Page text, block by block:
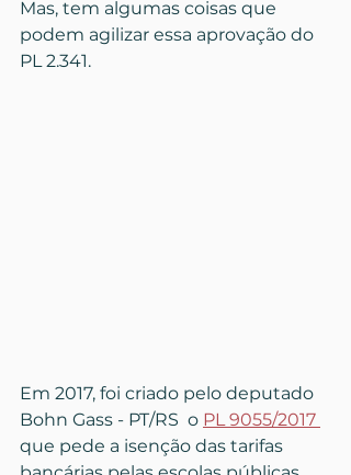
Mas, tem algumas coisas que
podem agilizar essa aprovação do
PL 2.341.
Em 2017, foi criado pelo deputado
Bohn Gass - PT/RS  o PL 9055/2017
que pede a isenção das tarifas